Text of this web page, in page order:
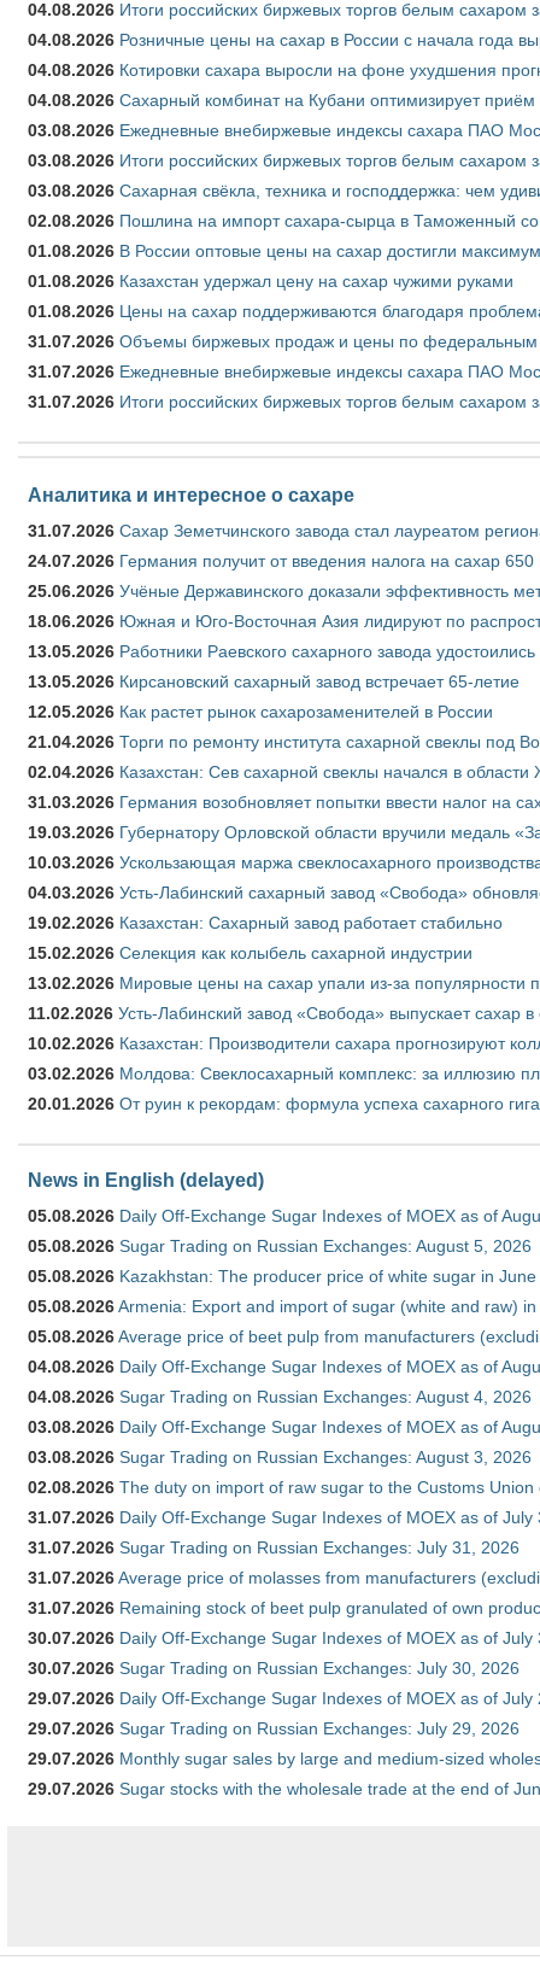
04.08.2026 Итоги российских биржевых торгов белым сахаром
04.08.2026 Розничные цены на сахар в России с начала года
04.08.2026 Котировки сахара выросли на фоне ухудшения
04.08.2026 Сахарный комбинат на Кубани оптимизирует приём
03.08.2026 Ежедневные внебиржевые индексы сахара ПАО
03.08.2026 Итоги российских биржевых торгов белым сахаром
03.08.2026 Сахарная свёкла, техника и господдержка: чем
02.08.2026 Пошлина на импорт сахара-сырца в Таможенный
01.08.2026 В России оптовые цены на сахар достигли
01.08.2026 Казахстан удержал цену на сахар чужими руками
01.08.2026 Цены на сахар поддерживаются благодаря
31.07.2026 Объемы биржевых продаж и цены по федеральным
31.07.2026 Ежедневные внебиржевые индексы сахара ПАО
31.07.2026 Итоги российских биржевых торгов белым сахаром
Аналитика и интересное о сахаре
31.07.2026 Сахар Земетчинского завода стал лауреатом
24.07.2026 Германия получит от введения налога на сахар
25.06.2026 Учёные Державинского доказали эффективность
18.06.2026 Южная и Юго-Восточная Азия лидируют по
13.05.2026 Работники Раевского сахарного завода удостоились
13.05.2026 Кирсановский сахарный завод встречает 65-летие
12.05.2026 Как растет рынок сахарозаменителей в России
21.04.2026 Торги по ремонту института сахарной свеклы под
02.04.2026 Казахстан: Сев сахарной свеклы начался в области
31.03.2026 Германия возобновляет попытки ввести налог на
19.03.2026 Губернатору Орловской области вручили медаль
10.03.2026 Ускользающая маржа свеклосахарного
04.03.2026 Усть-Лабинский сахарный завод «Свобода»
19.02.2026 Казахстан: Сахарный завод работает стабильно
15.02.2026 Селекция как колыбель сахарной индустрии
13.02.2026 Мировые цены на сахар упали из-за популярности
11.02.2026 Усть-Лабинский завод «Свобода» выпускает сахар в
10.02.2026 Казахстан: Производители сахара прогнозируют
03.02.2026 Молдова: Свеклосахарный комплекс: за иллюзию
20.01.2026 От руин к рекордам: формула успеха сахарного
News in English (delayed)
05.08.2026 Daily Off-Exchange Sugar Indexes of MOEX as of
05.08.2026 Sugar Trading on Russian Exchanges: August 5, 2026
05.08.2026 Kazakhstan: The producer price of white sugar in
05.08.2026Armenia: Export and import of sugar (white and raw)
05.08.2026Average price of beet pulp from manufacturers
04.08.2026 Daily Off-Exchange Sugar Indexes of MOEX as of
04.08.2026 Sugar Trading on Russian Exchanges: August 4, 2026
03.08.2026 Daily Off-Exchange Sugar Indexes of MOEX as of
03.08.2026 Sugar Trading on Russian Exchanges: August 3, 2026
02.08.2026 The duty on import of raw sugar to the Customs
31.07.2026 Daily Off-Exchange Sugar Indexes of MOEX as of July
31.07.2026 Sugar Trading on Russian Exchanges: July 31, 2026
31.07.2026Average price of molasses from manufacturers
31.07.2026 Remaining stock of beet pulp granulated of own
30.07.2026 Daily Off-Exchange Sugar Indexes of MOEX as of July
30.07.2026 Sugar Trading on Russian Exchanges: July 30, 2026
29.07.2026 Daily Off-Exchange Sugar Indexes of MOEX as of July
29.07.2026 Sugar Trading on Russian Exchanges: July 29, 2026
29.07.2026 Monthly sugar sales by large and medium-sized
29.07.2026 Sugar stocks with the wholesale trade at the end of